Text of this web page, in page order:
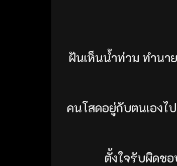
ฝันเห็นน้ำท่วม ทำนา
คนโสดอยู่กับตนเองไ
ตั้งใจรับผิดช